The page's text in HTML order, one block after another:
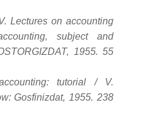
Lectures on accounting
subject and
1955. 55
tutorial / V.
Gosfinizdat, 1955. 238